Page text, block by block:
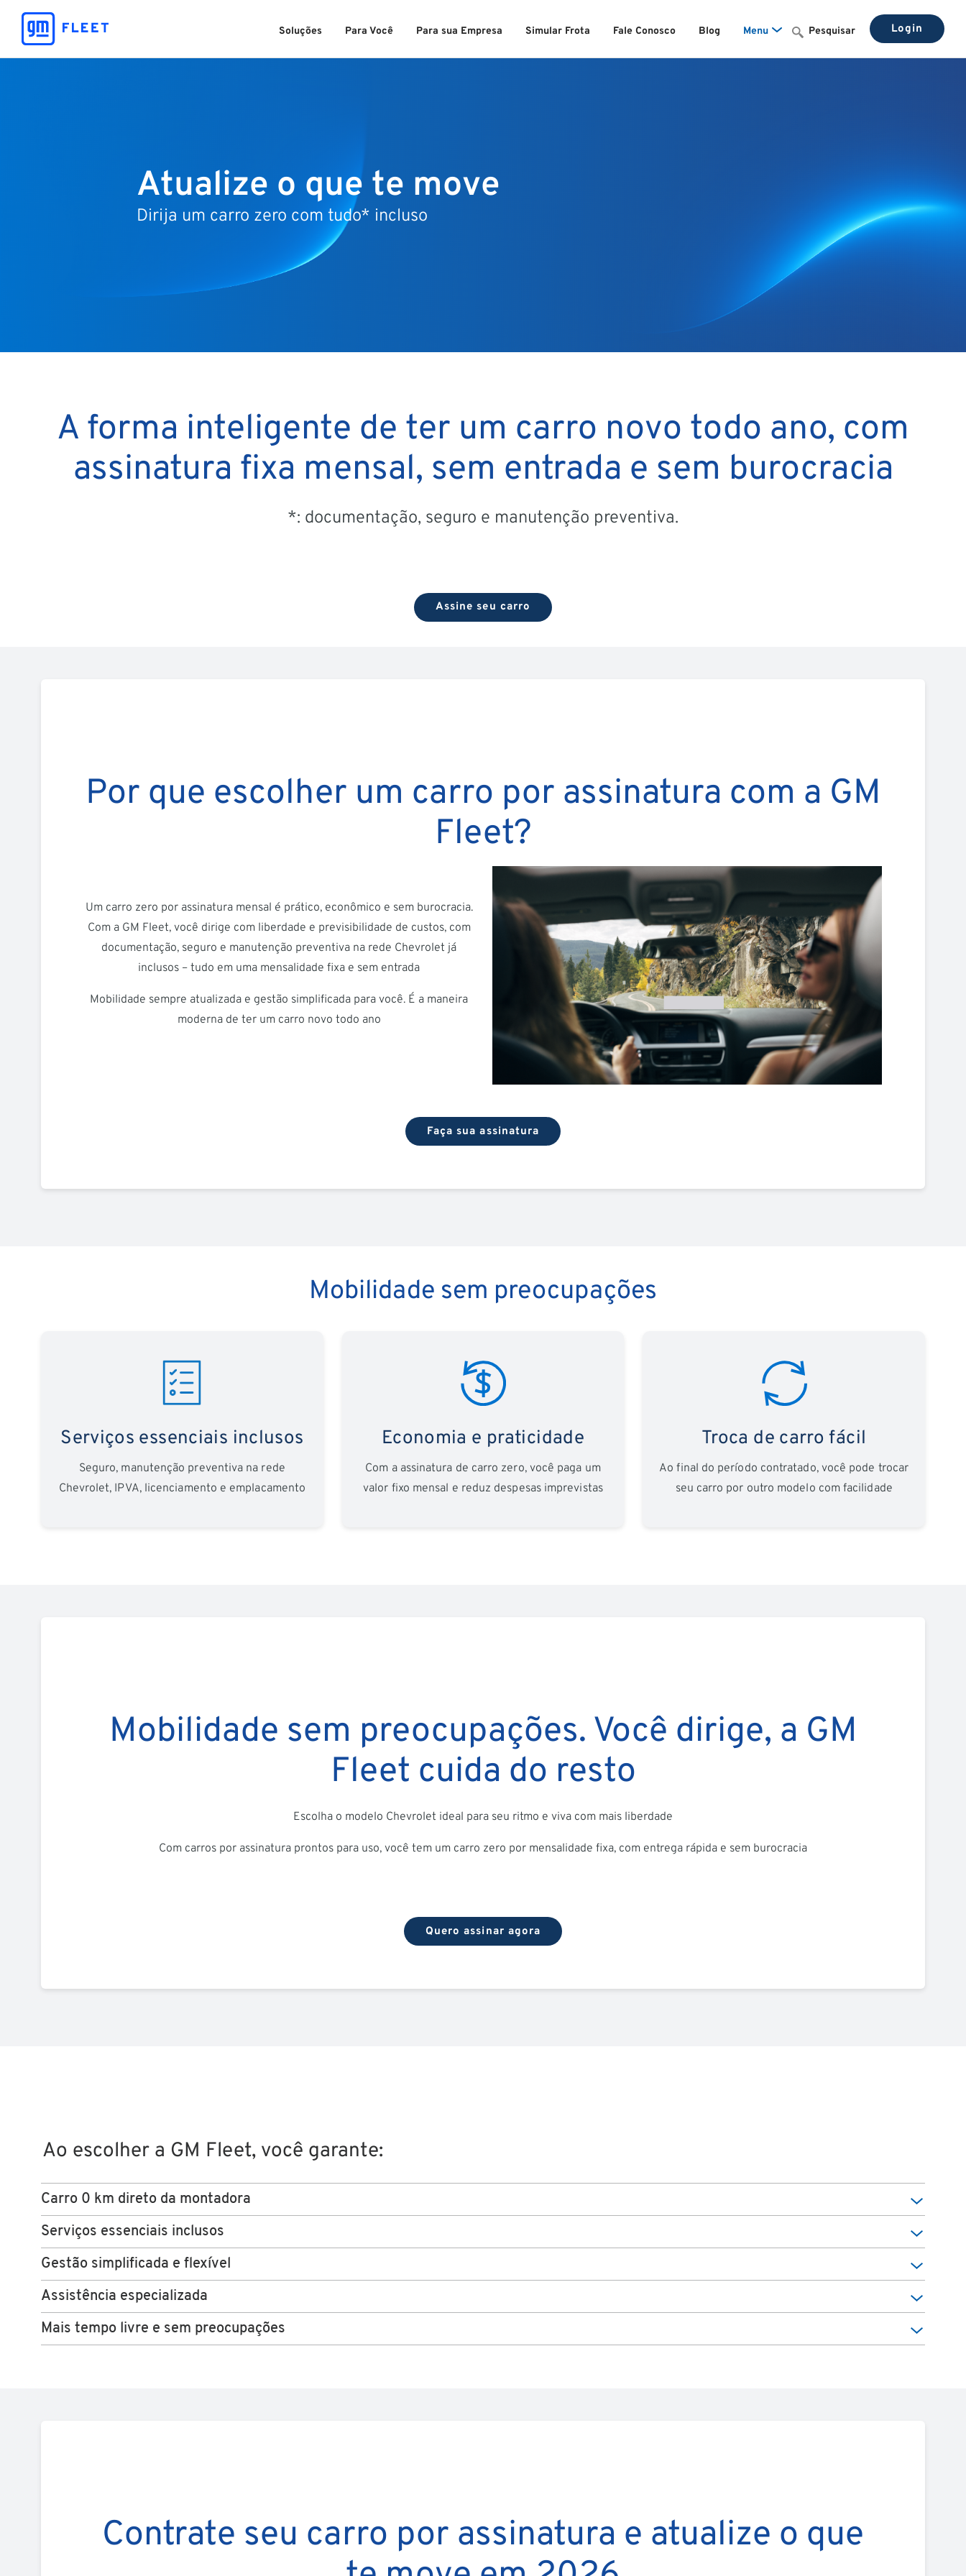
Soluções Para Você Para sua Empresa Simular Frota Fale Conosco Blog Menu Login
Atualize o que te move
Dirija um carro zero com tudo* incluso
A forma inteligente de ter um carro novo todo ano, com
assinatura fixa mensal, sem entrada e sem burocracia
*: documentação, seguro e manutenção preventiva.
Assine seu carro
Por que escolher um carro por assinatura com a GM
Fleet?
Um carro zero por assinatura mensal é prático, econômico e sem burocracia.
Com a GM Fleet, você dirige com liberdade e previsibilidade de custos, com
documentação, seguro e manutenção preventiva na rede Chevrolet já
inclusos – tudo em uma mensalidade fixa e sem entrada
Mobilidade sempre atualizada e gestão simplificada para você. É a maneira
moderna de ter um carro novo todo ano
Faça sua assinatura
Mobilidade sem preocupações
Serviços essenciais inclusos
Seguro, manutenção preventiva na rede
Chevrolet, IPVA, licenciamento e emplacamento
Economia e praticidade
Com a assinatura de carro zero, você paga um
valor fixo mensal e reduz despesas imprevistas
Troca de carro fácil
Ao final do período contratado, você pode trocar
seu carro por outro modelo com facilidade
Mobilidade sem preocupações. Você dirige, a GM
Fleet cuida do resto
Escolha o modelo Chevrolet ideal para seu ritmo e viva com mais liberdade
Com carros por assinatura prontos para uso, você tem um carro zero por mensalidade fixa, com entrega rápida e sem burocracia
Quero assinar agora
Ao escolher a GM Fleet, você garante:
Carro 0 km direto da montadora
Serviços essenciais inclusos
Gestão simplificada e flexível
Assistência especializada
Mais tempo livre e sem preocupações
Contrate seu carro por assinatura e atualize o que